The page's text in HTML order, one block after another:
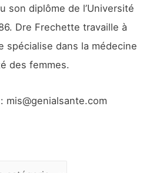
son diplôme de l’Université
Dre Frechette travaille à
spécialise dans la médecine
des femmes.
mis@genialsante.com